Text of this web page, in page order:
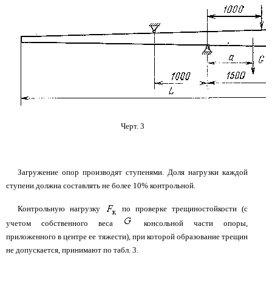
Черт. 3
Загружение опор производят ступенями. Доля нагрузки каждой
ступени должна составлять не более 10% контрольной.
Контрольную нагрузку
по проверке трещиностойкости (с
учетом собственного веса
консольной части опоры,
приложенного в центре ее тяжести), при которой образование трещин
не допускается, принимают по табл. 3.